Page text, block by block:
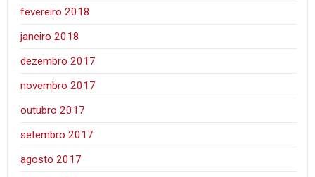
fevereiro 2018
janeiro 2018
dezembro 2017
novembro 2017
outubro 2017
setembro 2017
agosto 2017